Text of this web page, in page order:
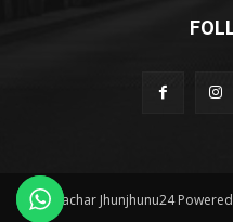
© Samachar Jhunjhunu24